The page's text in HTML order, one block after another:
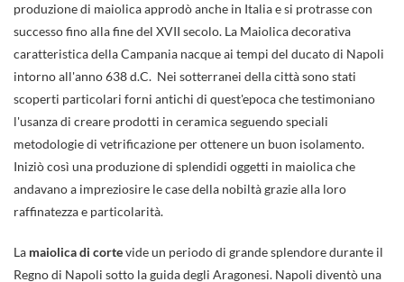
produzione di maiolica approdò anche in Italia e si protrasse con
successo fino alla fine del XVII secolo. La Maiolica decorativa
caratteristica della Campania nacque ai tempi del ducato di Napoli
intorno all'anno 638 d.C. Nei sotterranei della città sono stati
scoperti particolari forni antichi di quest'epoca che testimoniano
l'usanza di creare prodotti in ceramica seguendo speciali
metodologie di vetrificazione per ottenere un buon isolamento.
Iniziò così una produzione di splendidi oggetti in maiolica che
andavano a impreziosire le case della nobiltà grazie alla loro
raffinatezza e particolarità.
La maiolica di cortevide un periodo di grande splendore durante il
Regno di Napoli sotto la guida degli Aragonesi. Napoli diventò una